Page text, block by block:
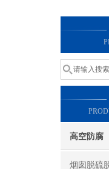
高空防腐
烟囱脱硫